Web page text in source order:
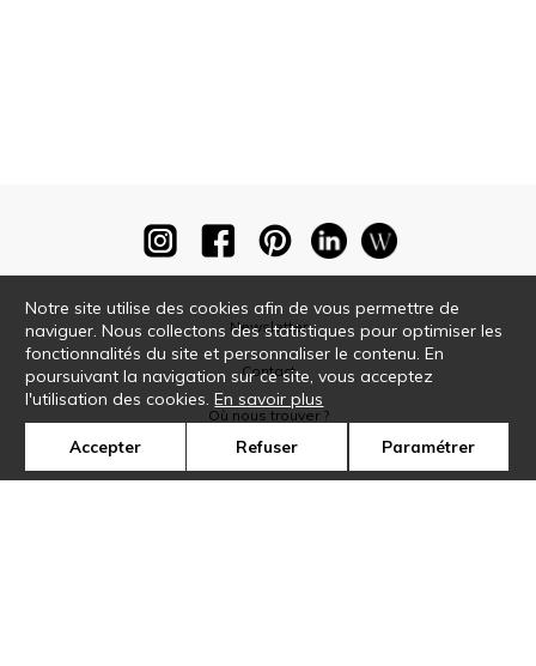
Newsletter
Contact
Où nous trouver ?
Notre site utilise des cookies afin de vous permettre de
naviguer. Nous collectons des statistiques pour optimiser les
fonctionnalités du site et personnaliser le contenu. En
poursuivant la navigation sur ce site, vous acceptez
l'utilisation des cookies.En savoir plus
Accepter Refuser Paramétrer